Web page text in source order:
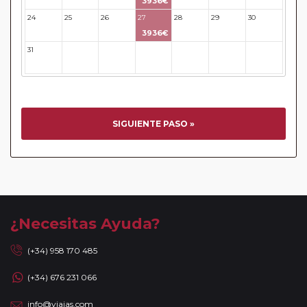
EUROPAMUNDO INFORMA: Todas aquellas personas que
viajen al REINO UNIDO recordar que entró en vigor la
AUTORIZACIÓN ELECTRÓNICA DE VIAJE ETA obligatoria
este requisito y cómo realizar su solicitud, le invitamos a
https://www.gov.uk/guidance/apply-for-an-electronic-travel-
Circuitos con Avión incluido:En aquellos circuitos que
tienen vuelos internos incluidos, hay una fecha límite para
reserva y emitido el billete, un error posterior en el nombre
o un nombre incompleto, puede provocar la invalidez del
billete emitido y la necesidad de tener que emitir un nuevo
generados de cancelación y nueva emisión. Hacer una
24 25 26 27
3936€
28 29 30
31
SIGUIENTE PASO »
¿Necesitas Ayuda?
(+34) 958 170 485
(+34) 676 231 066
info@viajas.com